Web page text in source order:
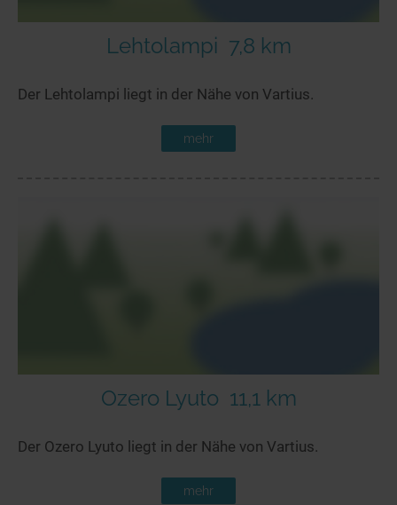
Lehtolampi 7,8 km
Der Lehtolampi liegt in der Nähe von Vartius.
mehr
Ozero Lyuto 11,1 km
Der Ozero Lyuto liegt in der Nähe von Vartius.
mehr